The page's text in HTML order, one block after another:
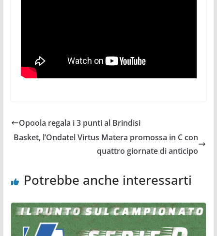
Opoola regala i 3 punti al Brindisi
Basket, l’Ondatel Virtus Matera promossa in C con
quattro giornate di anticipo
Potrebbe anche interessarti